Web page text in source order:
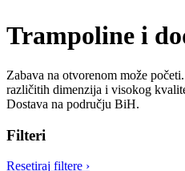
Trampoline i
Zabava na otvorenom može
različitih dimenzija i visokog
Dostava na području BiH.
Filteri
Resetiraj filtere ›